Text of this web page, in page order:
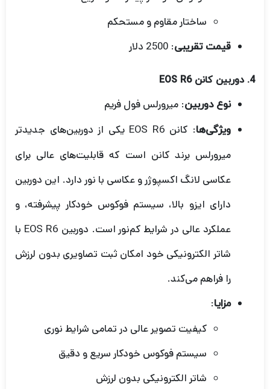
ساختار مقاوم و مستحکم
قیمت تقریبی: 2500 دلار
4. دوربین کانن EOS R6
نوع دوربین: میرورلس فول فریم
ویژگی‌ها
: کانن EOS R6 یکی از دوربین‌های جدیدتر
میرورلس برند کانن است که قابلیت‌های عالی برای
عکاسی لانگ اکسپوژر و عکاسی با نور دارد. این دوربین
دارای ایزو بالا، سیستم فوکوس خودکار پیشرفته، و
عملکرد عالی در شرایط کم‌نور است. دوربین EOS R6 با
شاتر الکترونیکی خود امکان ثبت تصاویری بدون لرزش
را فراهم می‌کند.
مزایا:
کیفیت تصویر عالی در تمامی شرایط نوری
سیستم فوکوس خودکار سریع و دقیق
شاتر الکترونیکی بدون لرزش